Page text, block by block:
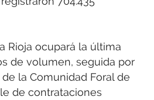
Rioja ocupará la última
de volumen, seguida por
la Comunidad Foral de
de contrataciones